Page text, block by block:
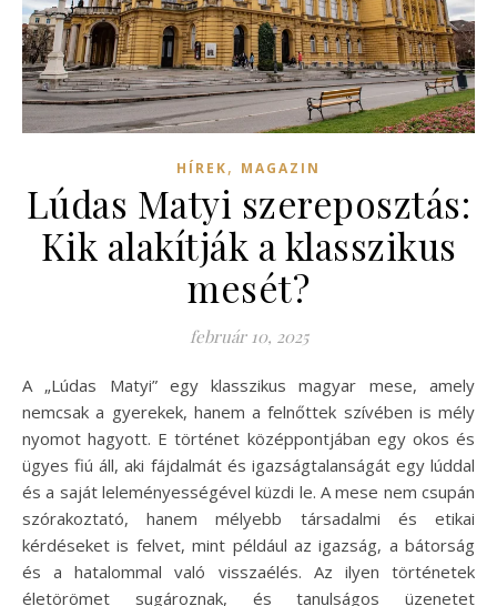
HÍREK, MAGAZIN
Lúdas Matyi szereposztás:
Kik alakítják a klasszikus
mesét?
február 10, 2025
A „Lúdas Matyi” egy klasszikus magyar mese, amely
nemcsak a gyerekek, hanem a felnőttek szívében is mély
nyomot hagyott. E történet középpontjában egy okos és
ügyes fiú áll, aki fájdalmát és igazságtalanságát egy lúddal
és a saját leleményességével küzdi le. A mese nem csupán
szórakoztató, hanem mélyebb társadalmi és etikai
kérdéseket is felvet, mint például az igazság, a bátorság
és a hatalommal való visszaélés. Az ilyen történetek
életörömet sugároznak, és tanulságos üzenetet